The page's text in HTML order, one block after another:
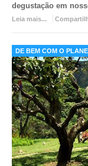
degustação em
Leia mais...
DE BEM COM O